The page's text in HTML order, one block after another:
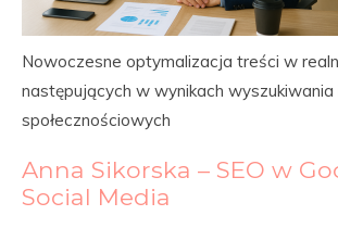
Nowoczesne optymalizacja treści w
następujących w wynikach wyszukiwania
społecznościowych
Anna Sikorska – SEO w
Social Media